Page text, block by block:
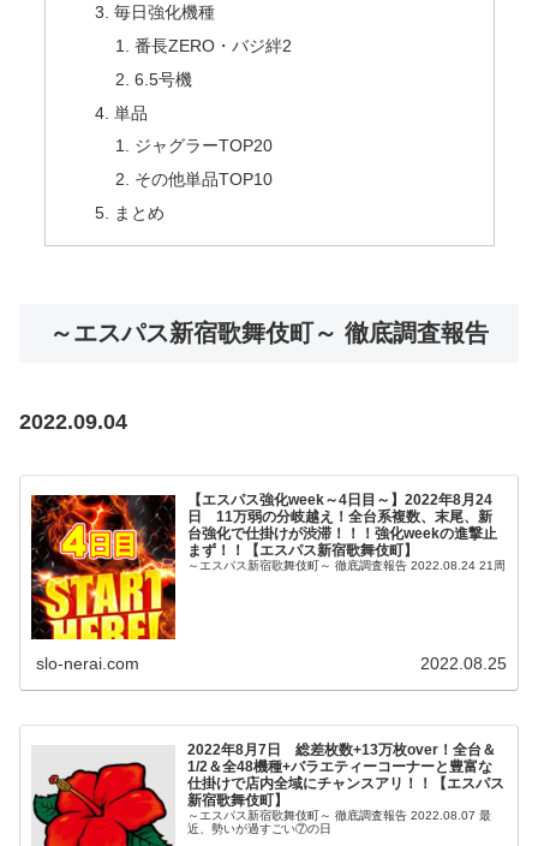
毎日強化機種
番長ZERO・バジ絆2
6.5号機
単品
ジャグラーTOP20
その他単品TOP10
まとめ
～エスパス新宿歌舞伎町～ 徹底調査報告
2022.09.04
【エスパス強化week～4日目～】2022年8月24
日 11万弱の分岐越え！全台系複数、末尾、新
台強化で仕掛けが渋滞！！！強化weekの進撃止
まず！！【エスパス新宿歌舞伎町】
～エスパス新宿歌舞伎町～ 徹底調査報告 2022.08.24 21周
slo-nerai.com 2022.08.25
2022年8月7日 総差枚数+13万枚over！全台＆
1/2＆全48機種+バラエティーコーナーと豊富な
仕掛けで店内全域にチャンスアリ！！【エスパス
新宿歌舞伎町】
～エスパス新宿歌舞伎町～ 徹底調査報告 2022.08.07 最
近、勢いが過すごい⑦の日